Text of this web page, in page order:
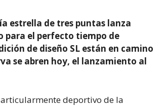
estrella de tres puntas lanza
para el perfecto tiempo de
de diseño SL están en camino
se abren hoy, el lanzamiento al
deportivo de la